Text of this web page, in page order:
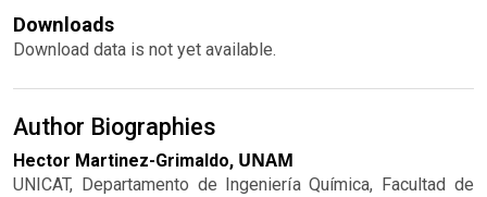
Downloads
Download data is not yet available.
Author Biographies
Hector Martinez-Grimaldo, UNAM
UNICAT, Departamento de Ingeniería Química, Facultad de